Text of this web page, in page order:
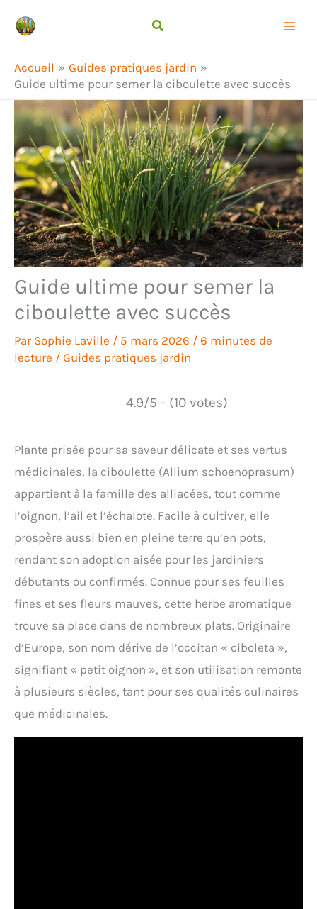
Accueil
Guides pratiques jardin
Guide ultime pour semer la ciboulette avec succès
Guide ultime pour semer la
ciboulette avec succès
Par Sophie Laville / 5 mars 2026 / 6 minutes de
lecture / Guides pratiques jardin
4.9/5 - (10 votes)
Plante prisée pour sa saveur délicate et ses vertus
médicinales, la ciboulette (Allium schoenoprasum)
appartient à la famille des alliacées, tout comme
l’oignon, l’ail et l’échalote. Facile à cultiver, elle
prospère aussi bien en pleine terre qu’en pots,
rendant son adoption aisée pour les jardiniers
débutants ou confirmés. Connue pour ses feuilles
fines et ses fleurs mauves, cette herbe aromatique
trouve sa place dans de nombreux plats. Originaire
d’Europe, son nom dérive de l’occitan « ciboleta »,
signifiant « petit oignon », et son utilisation remonte
à plusieurs siècles, tant pour ses qualités culinaires
que médicinales.